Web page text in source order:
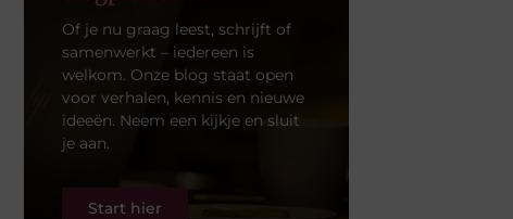
Of je nu graag leest, schrijft of
samenwerkt – iedereen is
welkom. Onze blog staat open
voor verhalen, kennis en nieuwe
ideeën. Neem een kijkje en sluit
je aan.
Start hier